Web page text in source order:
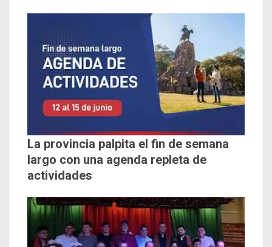
La provincia palpita el fin de semana
largo con una agenda repleta de
actividades